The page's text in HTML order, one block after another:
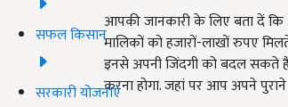
सफल किसान
सरकारी योजनाएं
आपकी जानकारी के लिए बता दें कि
मालिकों को हजारों-लाखों रुपए
इनसे अपनी जिंदगी को बदल सकते
करना होगा. जहां पर आप अपने